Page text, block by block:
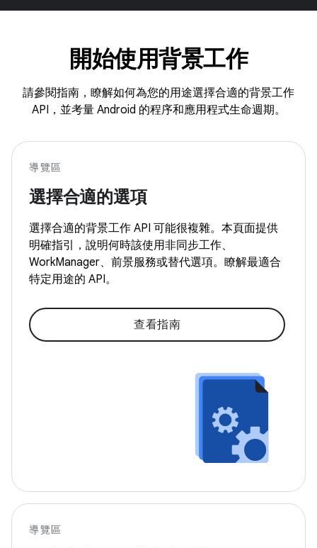
開始使用背景工作
請參閱指南，瞭解如何為您的用途選擇合適的背景工作
API，並考量 Android 的程序和應用程式生命週期。
導覽區
選擇合適的選項
選擇合適的背景工作 API 可能很複雜。本頁面提供
明確指引，說明何時該使用非同步工作、
WorkManager、前景服務或替代選項。瞭解最適合
特定用途的 API。
查看指南
導覽區